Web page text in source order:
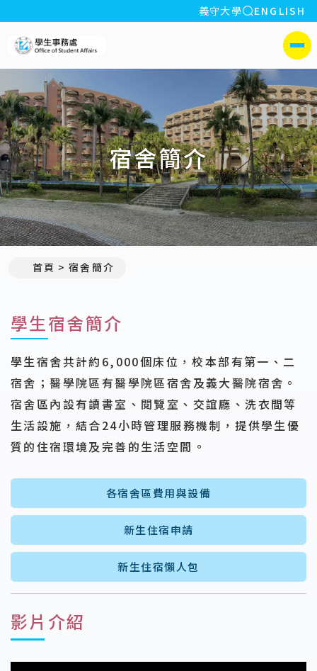
:::
義守大學 全站搜索
ENGLISH
側選單
宿舍簡介
首頁 宿舍簡介
學生宿舍簡介
學生宿舍共計約6,000個床位，校本部有第一、二
宿舍；醫學院區有醫學院區宿舍及義大醫院宿舍。
宿舍區內設有讀書室、閱覽室、交誼廳、洗衣間等
生活設施，結合24小時管理服務機制，提供學生優
質的住宿環境及完善的生活空間。
各宿舍區費用與設備
新生住宿申請
新生住宿懶人包
影片介紹